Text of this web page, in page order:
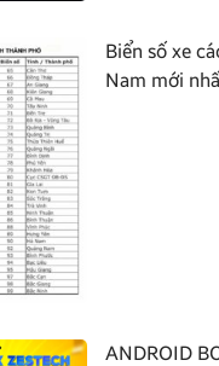
Biển số xe
Nam mới
ANDROID